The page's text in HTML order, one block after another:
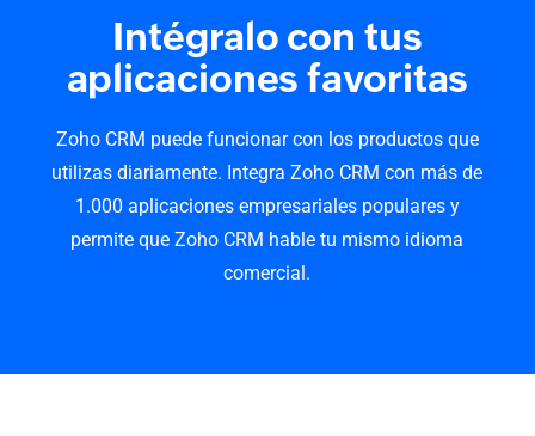
Intégralo con tus
aplicaciones favoritas
Zoho CRM puede funcionar con los productos que
utilizas diariamente. Integra Zoho CRM con más de
1.000 aplicaciones empresariales populares y
permite que Zoho CRM hable tu mismo idioma
comercial.